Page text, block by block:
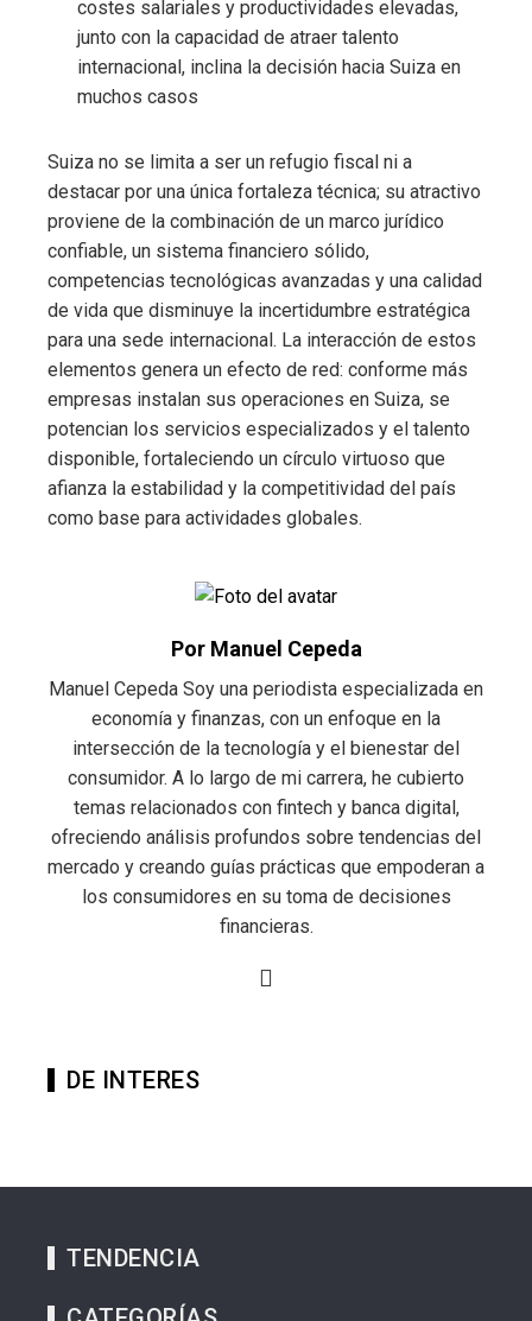
costes salariales y productividades elevadas,
junto con la capacidad de atraer talento
internacional, inclina la decisión hacia Suiza en
muchos casos
Suiza no se limita a ser un refugio fiscal ni a
destacar por una única fortaleza técnica; su atractivo
proviene de la combinación de un marco jurídico
confiable, un sistema financiero sólido,
competencias tecnológicas avanzadas y una calidad
de vida que disminuye la incertidumbre estratégica
para una sede internacional. La interacción de estos
elementos genera un efecto de red: conforme más
empresas instalan sus operaciones en Suiza, se
potencian los servicios especializados y el talento
disponible, fortaleciendo un círculo virtuoso que
afianza la estabilidad y la competitividad del país
como base para actividades globales.
Por Manuel Cepeda
Manuel Cepeda Soy una periodista especializada en
economía y finanzas, con un enfoque en la
intersección de la tecnología y el bienestar del
consumidor. A lo largo de mi carrera, he cubierto
temas relacionados con fintech y banca digital,
ofreciendo análisis profundos sobre tendencias del
mercado y creando guías prácticas que empoderan a
los consumidores en su toma de decisiones
financieras.
DE INTERES
TENDENCIA